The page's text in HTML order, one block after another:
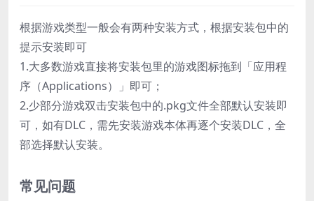
根据游戏类型一般会有两种安装方式，根据安装包中的
提示安装即可
1.大多数游戏直接将安装包里的游戏图标拖到「应用程
序（Applications）」即可；
2.少部分游戏双击安装包中的.pkg文件全部默认安装即
可，如有DLC，需先安装游戏本体再逐个安装DLC，全
部选择默认安装。
常见问题